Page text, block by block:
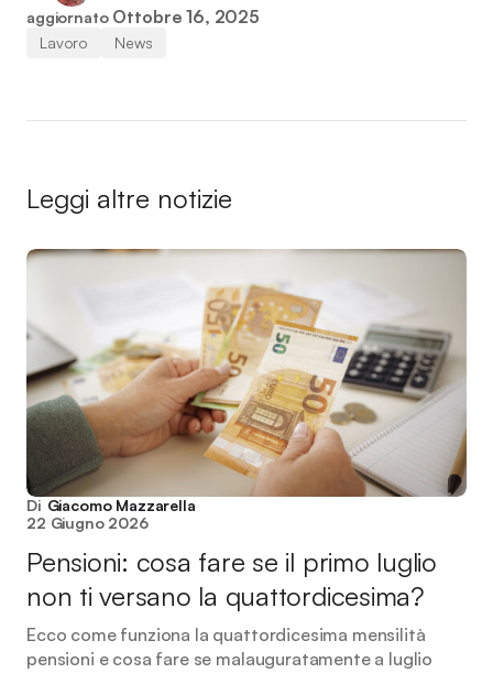
aggiornato Ottobre 16, 2025
Lavoro News
Leggi altre notizie
Di Giacomo Mazzarella
22 Giugno 2026
Pensioni: cosa fare se il primo luglio
non ti versano la quattordicesima?
Ecco come funziona la quattordicesima mensilità
pensioni e cosa fare se malauguratamente a luglio